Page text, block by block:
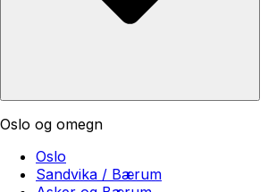
Oslo og omegn
Oslo
Sandvika / Bærum